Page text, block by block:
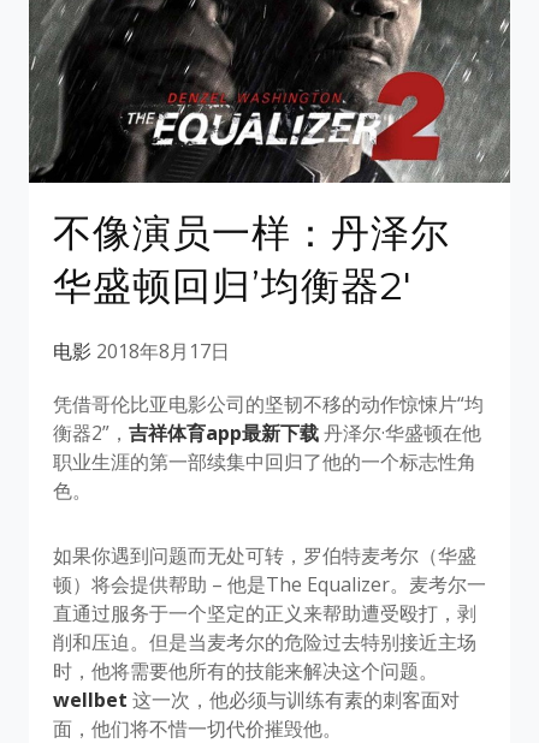
不像演员一样：丹泽尔
华盛顿回归’均衡器2′
电影 2018年8月17日
凭借哥伦比亚电影公司的坚韧不移的动作惊悚片“均
衡器2”， 吉祥体育app最新下载丹泽尔·华盛顿在他
职业生涯的第一部续集中回归了他的一个标志性角
色。
如果你遇到问题而无处可转，罗伯特麦考尔（华盛
顿）将会提供帮助 – 他是The Equalizer。麦考尔一
直通过服务于一个坚定的正义来帮助遭受殴打，剥
削和压迫。但是当麦考尔的危险过去特别接近主场
时，他将需要他所有的技能来解决这个问题。
wellbet 这一次，他必须与训练有素的刺客面对
面，他们将不惜一切代价摧毁他。